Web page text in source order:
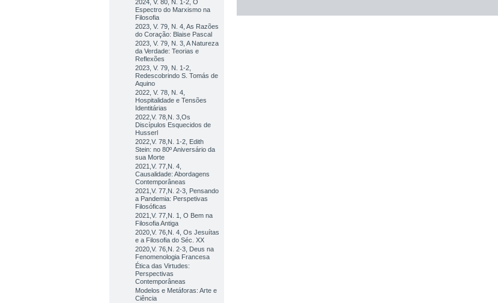
2024, V. 80, N. 1-2, O
Espectro do Marxismo na
Filosofia
2023, V. 79, N. 4, As Razões
do Coração: Blaise Pascal
2023, V. 79, N. 3, A Natureza
da Verdade: Teorias e
Reflexões
2023, V. 79, N. 1-2,
Redescobrindo S. Tomás de
Aquino
2022, V. 78, N. 4,
Hospitalidade e Tensões
Identitárias
2022,V. 78,N. 3,Os
Discípulos Esquecidos de
Husserl
2022,V. 78,N. 1-2, Edith
Stein: no 80º Aniversário da
sua Morte
2021,V. 77,N. 4,
Causalidade: Abordagens
Contemporâneas
2021,V. 77,N. 2-3, Pensando
a Pandemia: Perspetivas
Filosóficas
2021,V. 77,N. 1, O Bem na
Filosofia Antiga
2020,V. 76,N. 4, Os Jesuítas
e a Filosofia do Séc. XX
2020,V. 76,N. 2-3, Deus na
Fenomenologia Francesa
Ética das Virtudes:
Perspectivas
Contemporâneas
Modelos e Metáforas: Arte e
Ciência